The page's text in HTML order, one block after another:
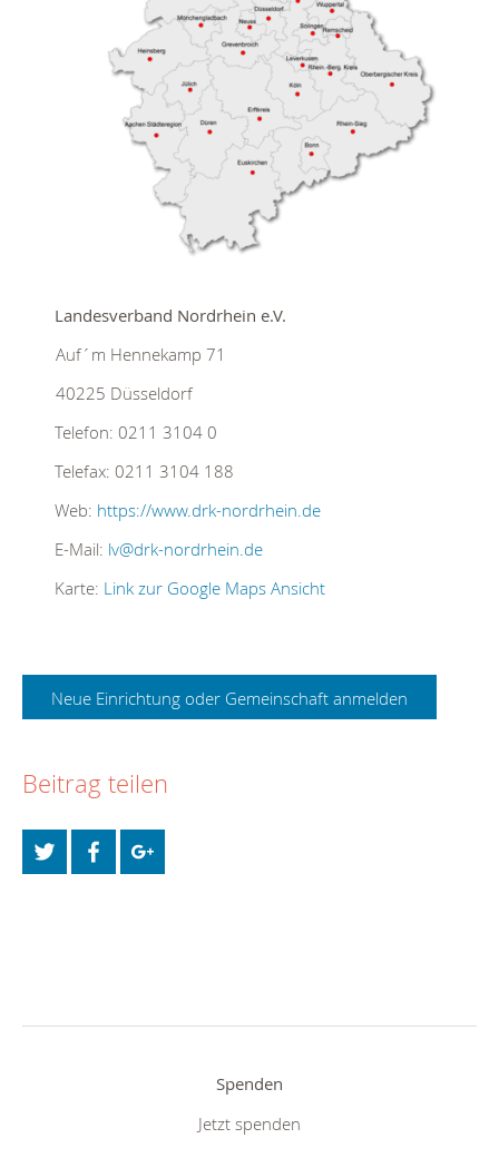
Landesverband Nordrhein e.V.
Auf´m Hennekamp 71
40225 Düsseldorf
Telefon: 0211 3104 0
Telefax: 0211 3104 188
Web: https://www.drk-nordrhein.de
E-Mail: lv@drk-nordrhein.de
Karte: Link zur Google Maps Ansicht
Neue Einrichtung oder Gemeinschaft anmelden
Beitrag teilen
Spenden
Jetzt spenden